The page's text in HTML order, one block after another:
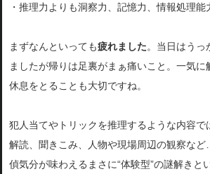
・推理力よりも洞察力、記憶力、情報処理能
まずなんといっても疲れました。当日はうっ
ましたが帰りは足裏がまぁ痛いこと。一気に
休息をとることも大切ですね。
犯人当てやトリックを推理するような内容で
解読、聞きこみ、人物や現場周辺の観察な
偵気分が味わえるまさに“体験型”の謎解きと